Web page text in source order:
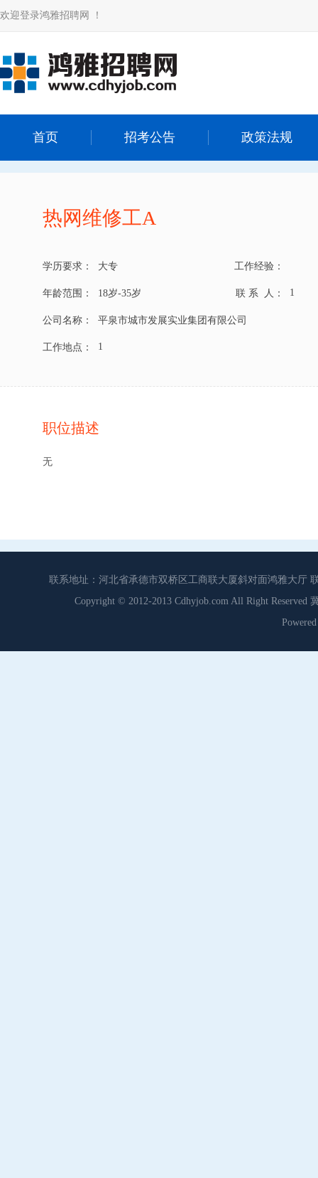
欢迎登录鸿雅招聘网 ！
首页 招考公告 政策法规
热网维修工A
学历要求： 大专 工作经验：
年龄范围： 18岁-35岁 联 系 人： 1
公司名称： 平泉市城市发展实业集团有限公司
工作地点： 1
职位描述
无
联系地址：河北省承德市双桥区工商联大厦斜对面鸿雅大厅
Copyright © 2012-2013 Cdhyjob.com All Right Reserved